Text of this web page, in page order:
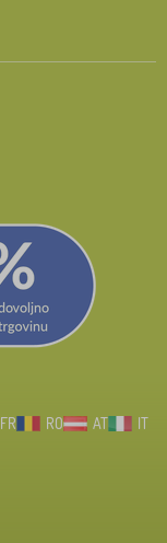
FR RO AT
IT